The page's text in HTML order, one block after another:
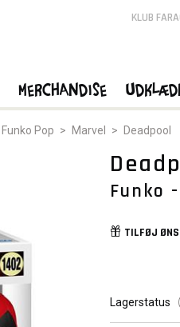
Funko Pop > Marvel > Deadpool
Funko
TILFØJ
Lagerstatus
KLUB
Merchandise